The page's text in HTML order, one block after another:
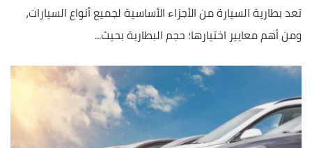
تعد بطارية السيارة من الأجزاء الأساسية لجميع أنواع السيارات،
ومن أهم معايير اختيارها؛ حجم البطارية بحيث...